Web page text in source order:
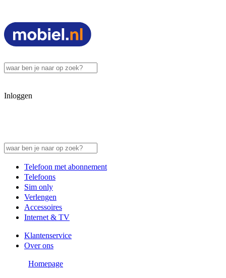
Inloggen
Telefoon met abonnement
Telefoons
Sim only
Verlengen
Accessoires
Internet & TV
Klantenservice
Over ons
Homepage